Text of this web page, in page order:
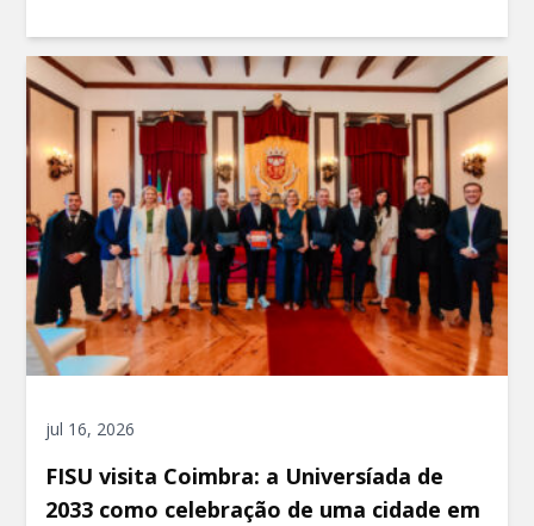
jul 16, 2026
FISU visita Coimbra: a Universíada de
2033 como celebração de uma cidade em